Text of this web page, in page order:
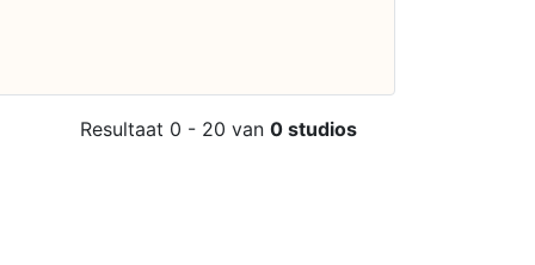
Resultaat 0 - 20 van 0 studios